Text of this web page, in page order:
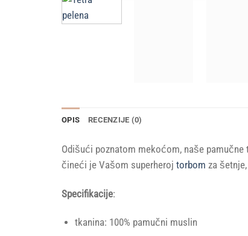
OPIS RECENZIJE (0)
Odišući poznatom mekoćom, naše pamučne
čineći je Vašom superheroj torbom za
Specifikacije:
tkanina: 100% pamučni muslin